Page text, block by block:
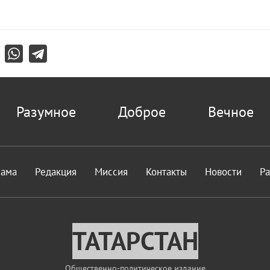
Разумное Доброе Вечное
Редакция Миссия Контакты Новости
ТАТАРСТАН